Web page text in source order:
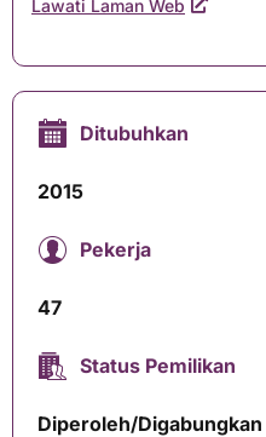
Lawati Laman Web
Ditubuhkan
2015
Pekerja
47
Status Pemilikan
Diperoleh/Digabungkan